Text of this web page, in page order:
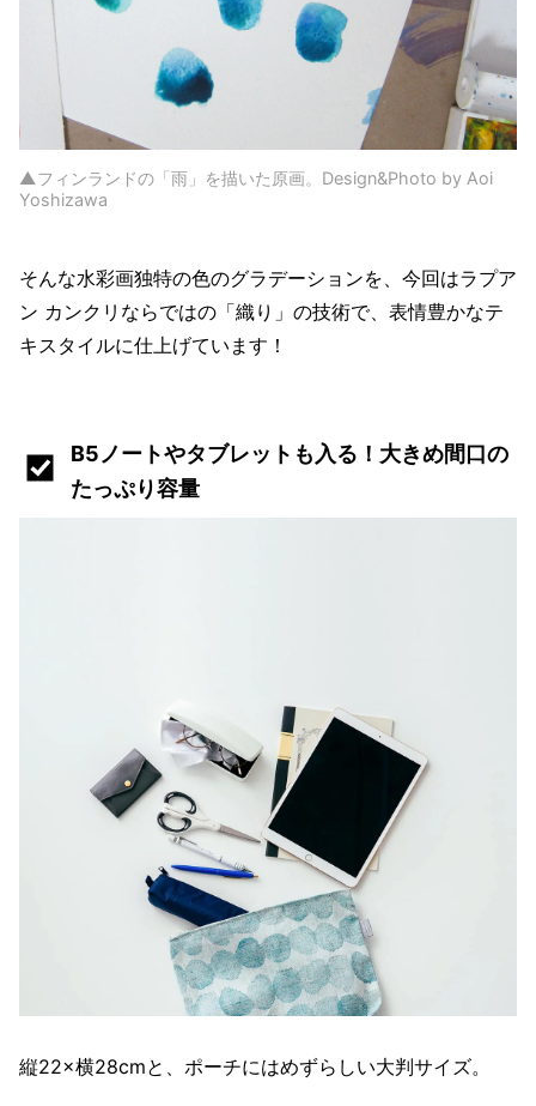
▲フィンランドの「雨」を描いた原画。Design&Photo by Aoi
Yoshizawa
そんな水彩画独特の色のグラデーションを、今回はラプア
ン カンクリならではの「織り」の技術で、表情豊かなテ
キスタイルに仕上げています！
B5ノートやタブレットも入る！大きめ間口の
たっぷり容量
縦22×横28cmと、ポーチにはめずらしい大判サイズ。